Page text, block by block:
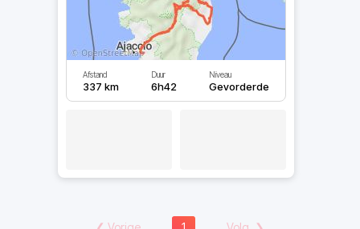
Afstand
337 km
Duur
6h42
Niveau
Gevorderde